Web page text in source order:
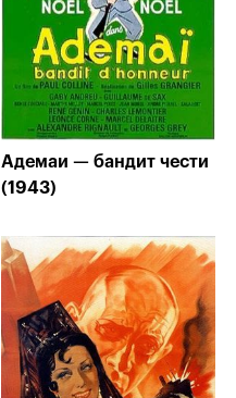
Адемаи — бандит чести
(1943)